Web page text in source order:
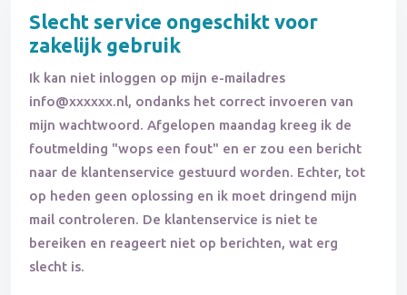
Slecht service ongeschikt voor
zakelijk gebruik
Ik kan niet inloggen op mijn e-mailadres
info@xxxxxx.nl, ondanks het correct invoeren van
mijn wachtwoord. Afgelopen maandag kreeg ik de
foutmelding "wops een fout" en er zou een bericht
naar de klantenservice gestuurd worden. Echter, tot
op heden geen oplossing en ik moet dringend mijn
mail controleren. De klantenservice is niet te
bereiken en reageert niet op berichten, wat erg
slecht is.